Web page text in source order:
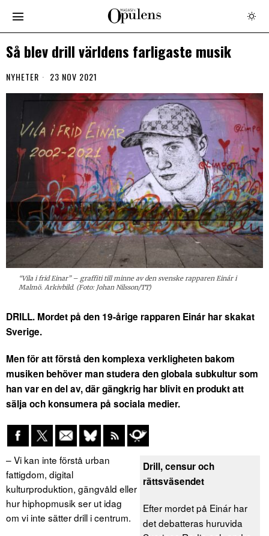
Så blev drill världens farligaste musik
NYHETER 23 NOV 2021
“Vila i frid Einar” – graffiti till minne av den svenske rapparen Einár i
Malmö. Arkivbild. (Foto: Johan Nilsson/TT)
DRILL. Mordet på den 19-årige rapparen Einár har skakat
Sverige.
Men för att förstå den komplexa verkligheten bakom
musiken behöver man studera den globala subkultur som
han var en del av, där gängkrig har blivit en produkt att
sälja och konsumera på sociala medier.
Drill, censur och
rättsväsendet
Efter mordet på Einár har
det debatteras huruvida
– Vi kan inte förstå urban
fattigdom, digital
kulturproduktion, gängvåld eller
hur hiphopmusik ser ut idag
om vi inte sätter drill i centrum.